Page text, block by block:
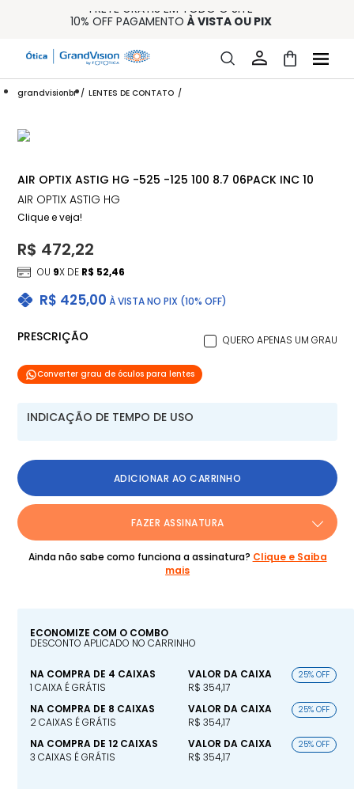
FRETE GRÁTIS EM TODO O SITE
10% OFF PAGAMENTO À VISTA OU PIX
15% OFF NA PRIMEIRA COMPRA (CONSULTE REGULAMENTO)
32% OFF NO COMBO - CONS. REG.
grandvisionbr LENTES DE CONTATO
AIR OPTIX ASTIG HG -525 -125 100 8.7 06PACK INC 10
AIR OPTIX ASTIG HG
Clique e veja!
R$ 425,00 À VISTA NO PIX (10% OFF)
R$ 472,22
OU 9X DE R$ 52,46
PRESCRIÇÃO QUERO APENAS UM GRAU
Converter grau de óculos para lentes
INDICAÇÃO DE TEMPO DE USO
ADICIONAR AO CARRINHO
FAZER ASSINATURA
Ainda não sabe como funciona a assinatura? Clique e Saiba
mais
ECONOMIZE COM O COMBO
DESCONTO APLICADO NO CARRINHO
NA COMPRA DE 4 CAIXAS
1 CAIXA É GRÁTIS
VALOR DA CAIXA
R$ 354,17
25% OFF
NA COMPRA DE 8 CAIXAS
2 CAIXAS É GRÁTIS
VALOR DA CAIXA
R$ 354,17
25% OFF
NA COMPRA DE 12 CAIXAS
3 CAIXAS É GRÁTIS
VALOR DA CAIXA
R$ 354,17
25% OFF